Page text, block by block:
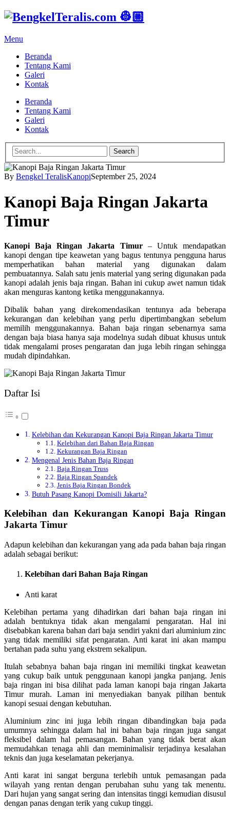
Menu
Beranda
Tentang Kami
Galeri
Kontak
Beranda
Tentang Kami
Galeri
Kontak
Search
By Bengkel TeralisKanopiSeptember 25, 2024
Kanopi Baja Ringan Jakarta
Timur
Kanopi Baja Ringan Jakarta Timur– Untuk mendapatkan
kanopi dengan tipe keawetan yang bagus tentunya pengguna harus
memperhatikan bahan material yang digunakan dalam
pembuatannya. Salah satu jenis material yang sering digunakan pada
kanopi adalah jenis baja ringan. Bahan ini cukup awet namun tidak
akan menguras kantong ketika menggunakannya.
Dibalik bahan yang direkomendasikan tentunya ada beberapa
kekurangan dan kelebihan yang perlu dipertimbangkan sebelum
memilih menggunakannya. Bahan baja ringan sebenarnya sama
dengan baja biasa hanya saja modelnya sudah dibuat khusus untuk
tidak mengalami proses pengaratan dan juga lebih ringan sehingga
mudah dipindahkan.
Daftar Isi
Kelebihan dan Kekurangan Kanopi Baja Ringan Jakarta Timur
Kelebihan dari Bahan Baja Ringan
Kekurangan Baja Ringan
Mengenal Jenis Bahan Baja Ringan
Baja Ringan Truss
Baja Ringan Spandek
Jenis Baja Ringan Bondek
Butuh Pasang Kanopi Domisili Jakarta?
Kelebihan dan Kekurangan Kanopi Baja Ringan
Jakarta Timur
Adapun kelebihan dan kekurangan yang ada pada bahan baja ringan
adalah sebagai berikut:
Kelebihan dari Bahan Baja Ringan
Anti karat
Kelebihan pertama yang dihadirkan dari bahan baja ringan ini
adalah bentuknya tidak akan mengalami pengaratan. Hal ini
disebabkan karena bahan dari baja sendiri yakni dari aluminium zinc
yang tidak memiliki sifat pengaratan. Anti karat ini akan mampu
bertahan pada suhu yang ekstrem sekalipun.
Itulah sebabnya bahan baja ringan ini memiliki tingkat keawetan
yang cukup baik untuk penggunaan kanopi jangka panjang. Jenis
baja ringan ini bisa dilihat pada laman kanopi baja ringan Jakarta
Timur murah. Laman ini menyediakan banyak pilihan bentuk
kanopi sesuai dengan kebutuhan.
Aluminium zinc ini juga lebih ringan dibandingkan baja pada
umumnya sehingga dalam hal ini bahan baja ringan juga sangat
fleksibel dalam hal pemasangan. Bahan yang tidak berat akan
memudahkan tenaga ahli dan meminimalisir terjadinya kesalahan
teknis dan juga keselamatan pekerjanya.
Anti karat ini sangat berguna terlebih untuk pemasangan pada
wilayah yang rentan dengan perubahan suhu yang tak menentu.
Dari hujan yang sangat sering dan intensitas tinggi kemudian disusul
dengan panas dengan terik yang cukup tinggi.